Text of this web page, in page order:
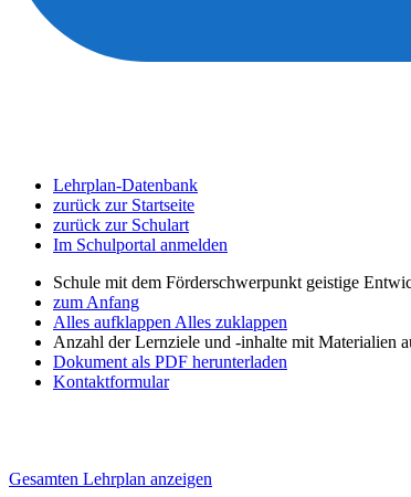
Lehrplan-Datenbank
zurück zur Startseite
zurück zur Schulart
Im Schulportal anmelden
Schule mit dem Förderschwerpunkt geistige
zum Anfang
Alles aufklappen Alles zuklappen
Anzahl der Lernziele und -inhalte mit Materialien
Dokument als PDF herunterladen
Kontaktformular
Gesamten Lehrplan anzeigen